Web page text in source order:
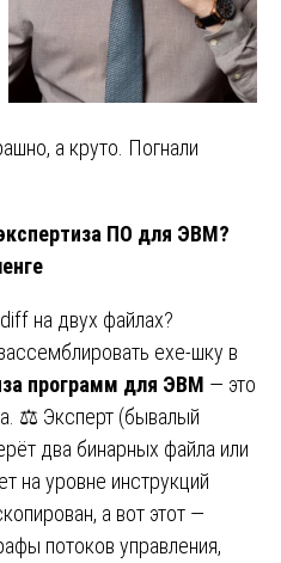
а круто. Погнали
ПО для ЭВМ?
на двух файлах?
exe-шку в
программ для ЭВМ — это
⚖️ Эксперт (бывалый
два бинарных файла или
на уровне инструкций
а вот этот —
потоков управления,